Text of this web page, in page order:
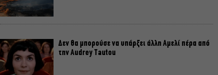
Δεν θα μπορούσε να υπάρξει άλλη Αμελί πέρα από
την Audrey Tautou